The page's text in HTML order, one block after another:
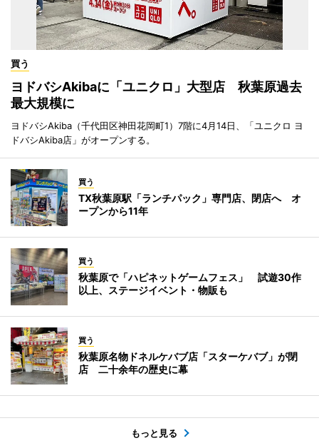
買う
ヨドバシAkibaに「ユニクロ」大型店 秋葉原過去
最大規模に
ヨドバシAkiba（千代田区神田花岡町1）7階に4月14日、「ユニクロ ヨ
ドバシAkiba店」がオープンする。
買う
TX秋葉原駅「ランチパック」専門店、閉店へ オ
ープンから11年
買う
秋葉原で「ハピネットゲームフェス」 試遊30作
以上、ステージイベント・物販も
買う
秋葉原名物ドネルケバブ店「スターケバブ」が閉
店 二十余年の歴史に幕
もっと見る